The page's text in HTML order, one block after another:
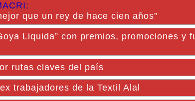
que un rey de hace cien años”
Liquida” con premios, promociones y
rutas claves del país
trabajadores de la Textil Alal